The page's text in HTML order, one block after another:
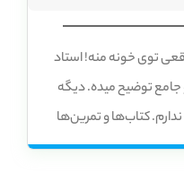
توی خونه منه! استاد
توضیح میده. دیگه
کتاب‌ها و تمرین‌ها
دیگه نیازی به